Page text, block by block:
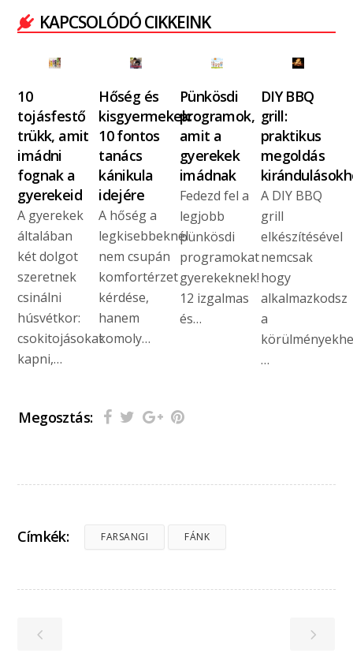
KAPCSOLÓDÓ CIKKEINK
10
tojásfestő
trükk, amit
imádni
fognak a
gyerekeid
A gyerekek
általában
két dolgot
szeretnek
csinálni
húsvétkor:
csokitojásokat
kapni,…
Hőség és
kisgyermekek:
10 fontos
tanács
kánikula
idejére
A hőség a
legkisebbeknél
nem csupán
komfortérzet
kérdése,
hanem
komoly…
Pünkösdi
programok,
amit a
gyerekek
imádnak
Fedezd fel a
legjobb
pünkösdi
programokat
gyerekeknek!
12 izgalmas
és…
DIY BBQ
grill:
praktikus
megoldás
A DIY BBQ
grill
elkészítésével
nemcsak
hogy
alkalmazkodsz
a
…
Megosztás:
Címkék: FARSANGI FÁNK